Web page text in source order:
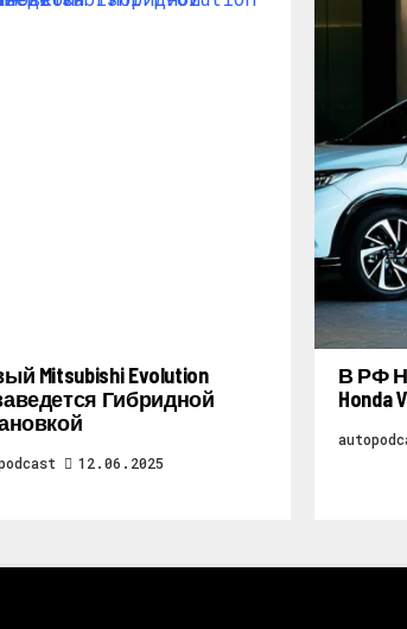
Mitsubishi Evolution
Гибридной
12.06.2025
В РФ
Honda